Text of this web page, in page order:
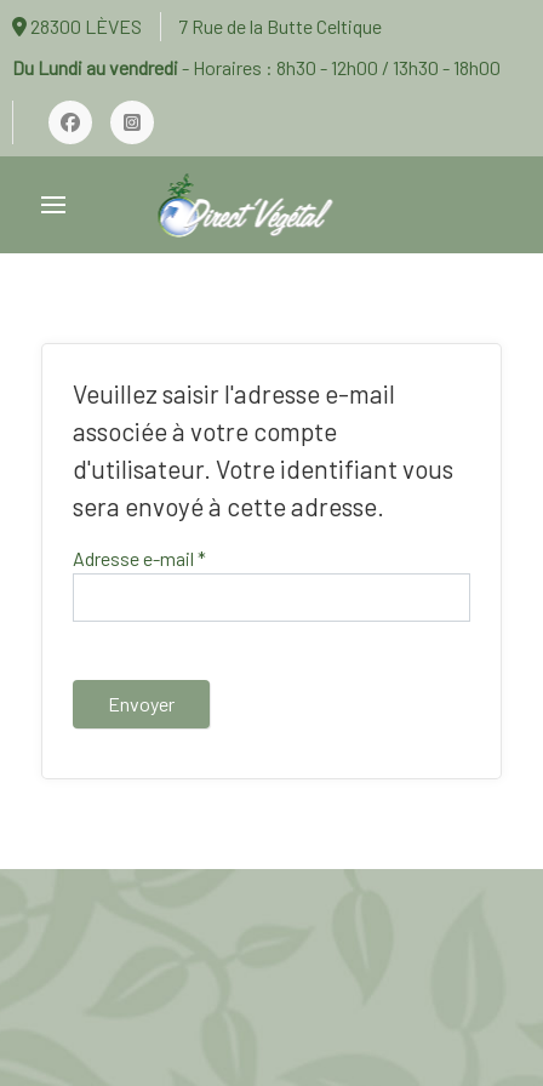
28300 LÈVES
7 Rue de la Butte Celtique
Du Lundi au vendredi- Horaires : 8h30 - 12h00 / 13h30 - 18h00
Veuillez saisir l'adresse e-mail
associée à votre compte
d'utilisateur. Votre identifiant vous
sera envoyé à cette adresse.
Adresse e-mail *
Envoyer